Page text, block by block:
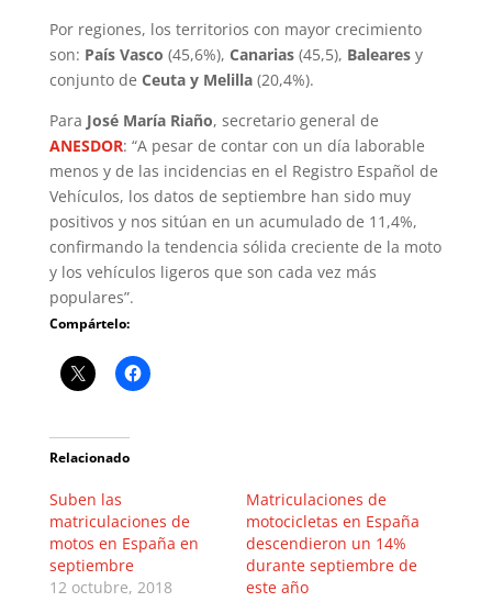
Por regiones, los territorios con mayor crecimiento
son: País Vasco (45,6%), Canarias(45,5), Balearesy
conjunto de Ceuta y Melilla(20,4%).
Para José María Riaño, secretario general de
ANESDOR: “A pesar de contar con un día laborable
menos y de las incidencias en el Registro Español de
Vehículos, los datos de septiembre han sido muy
positivos y nos sitúan en un acumulado de 11,4%,
confirmando la tendencia sólida creciente de la moto
y los vehículos ligeros que son cada vez más
populares”.
Compártelo:
Relacionado
Suben las
matriculaciones de
motos en España en
septiembre
12 octubre, 2018
Matriculaciones de
motocicletas en España
descendieron un 14%
durante septiembre de
este año